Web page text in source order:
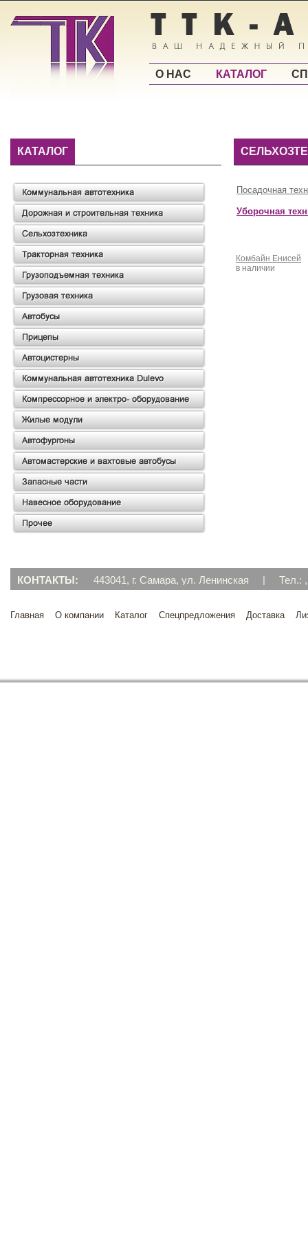
О НАС КАТАЛОГ
КАТАЛОГ
Посадочная
Уборочная
Комбайн Енисей
в наличии
КОНТАКТЫ: 443041, г. Самара, ул. Ленинская | Тел.:
Главная О компании Каталог Спецпредложения Доставка